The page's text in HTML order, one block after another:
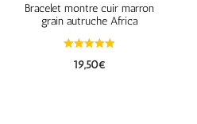
Bracelet montre cuir marron
grain autruche Africa
19,50€